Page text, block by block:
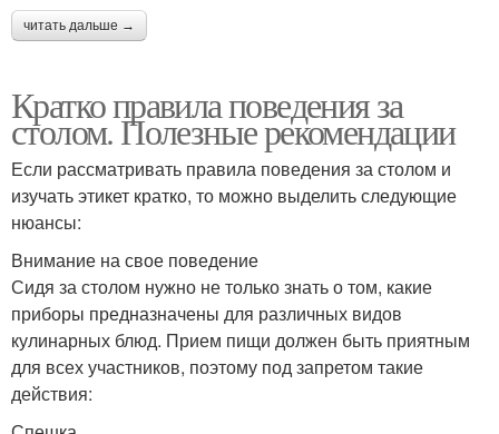
читать дальше →
Кратко правила поведения за
столом. Полезные рекомендации
Если рассматривать правила поведения за столом и
изучать этикет кратко, то можно выделить следующие
нюансы:
Внимание на свое поведение
Сидя за столом нужно не только знать о том, какие
приборы предназначены для различных видов
кулинарных блюд. Прием пищи должен быть приятным
для всех участников, поэтому под запретом такие
действия: